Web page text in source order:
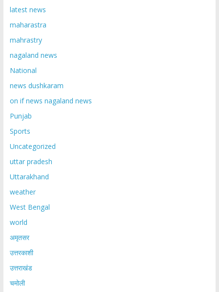
latest news
maharastra
mahrastry
nagaland news
National
news dushkaram
on if news nagaland news
Punjab
Sports
Uncategorized
uttar pradesh
Uttarakhand
weather
West Bengal
world
अमृतसर
उत्तरकाशी
उत्तराखंड
चमोली